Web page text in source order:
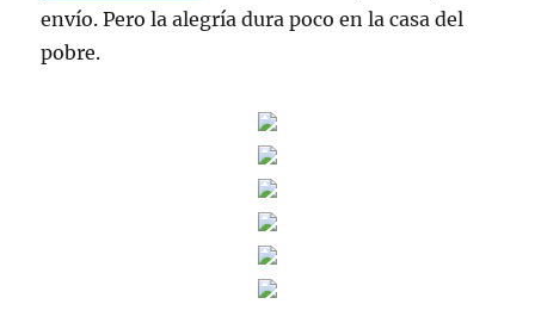
envío. Pero la alegría dura poco en la casa del
pobre.